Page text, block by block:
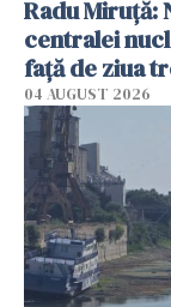
Radu Miruţă:
centralei
faţă de ziua
04 AUGUST 2026